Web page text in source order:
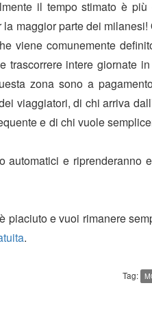
il tempo stimato è
la maggior parte dei
viene comunemente
trascorrere intere giornate
zona sono a
viaggiatori, di chi arriva
e di chi vuole
automatici e riprenderanno
piaciuto e vuoi rimanere
.
Tag: